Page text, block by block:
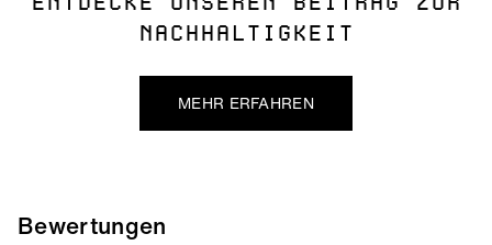
NACHHALTIGKEIT
MEHR ERFAHREN
Bewertungen